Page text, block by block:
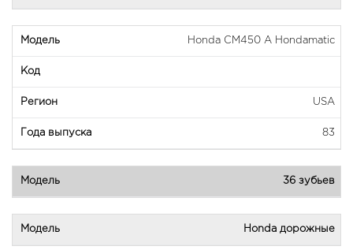
Honda CM450 A Hondamatic
USA
83
36 зубьев
Honda дорожные